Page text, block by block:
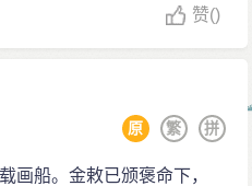
称不可，吕震随即高声厉
廷臣中只有杨士奇与英国
，明仁宗对两旁人说：
又怎能忍心易服，杨士奇
赞()
拼
繁
原
画船。金敕已颁褒命下，